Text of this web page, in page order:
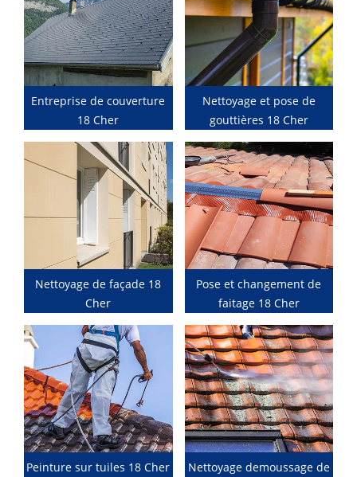
Entreprise de couverture
18 Cher
Nettoyage et pose de
gouttières 18 Cher
Nettoyage de façade 18
Cher
Pose et changement de
faitage 18 Cher
Peinture sur tuiles 18 Cher
Nettoyage demoussage de